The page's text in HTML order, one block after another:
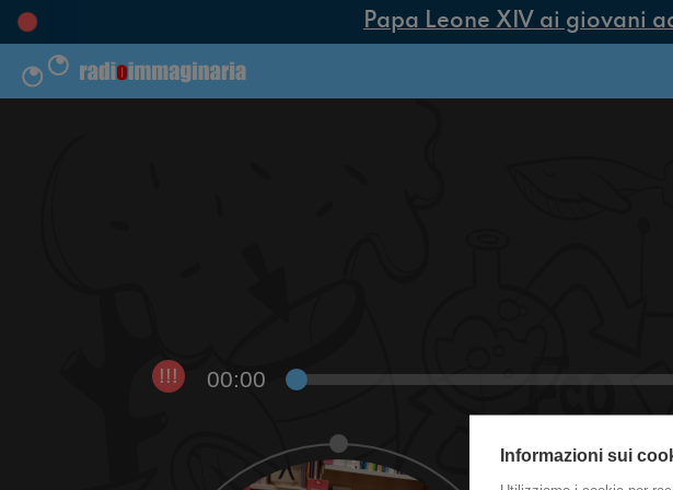
Papa Leone XIV ai giovani
!!! 00:00
Informazioni sui